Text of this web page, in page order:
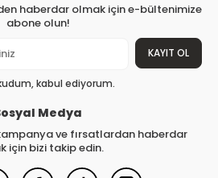
haberdar olmak için e-bültenimize
abone olun!
KAYIT OL
kabul ediyorum.
Medya
ve fırsatlardan haberdar
için bizi takip edin.